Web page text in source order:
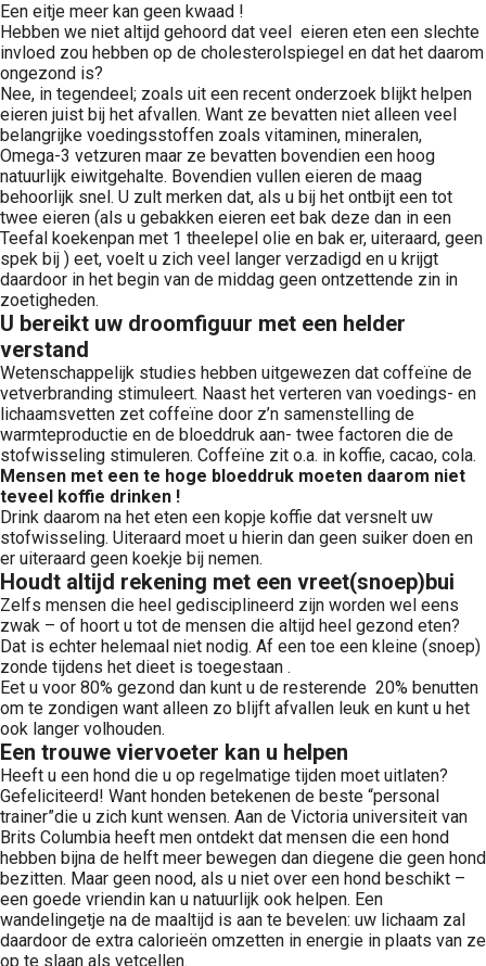
Een eitje meer kan geen kwaad !
Hebben we niet altijd gehoord dat veel eieren eten een slechte
invloed zou hebben op de cholesterolspiegel en dat het daarom
ongezond is?
Nee, in tegendeel; zoals uit een recent onderzoek blijkt helpen
eieren juist bij het afvallen. Want ze bevatten niet alleen veel
belangrijke voedingsstoffen zoals vitaminen, mineralen,
Omega-3 vetzuren maar ze bevatten bovendien een hoog
natuurlijk eiwitgehalte. Bovendien vullen eieren de maag
behoorlijk snel. U zult merken dat, als u bij het ontbijt een tot
twee eieren (als u gebakken eieren eet bak deze dan in een
Teefal koekenpan met 1 theelepel olie en bak er, uiteraard, geen
spek bij ) eet, voelt u zich veel langer verzadigd en u krijgt
daardoor in het begin van de middag geen ontzettende zin in
zoetigheden.
U bereikt uw droomfiguur met een helder
verstand
Wetenschappelijk studies hebben uitgewezen dat coffeïne de
vetverbranding stimuleert. Naast het verteren van voedings- en
lichaamsvetten zet coffeïne door z’n samenstelling de
warmteproductie en de bloeddruk aan- twee factoren die de
stofwisseling stimuleren. Coffeïne zit o.a. in koffie, cacao, cola.
Mensen met een te hoge bloeddruk moeten daarom niet
teveel koffie drinken !
Drink daarom na het eten een kopje koffie dat versnelt uw
stofwisseling. Uiteraard moet u hierin dan geen suiker doen en
er uiteraard geen koekje bij nemen.
Houdt altijd rekening met een vreet(snoep)bui
Zelfs mensen die heel gedisciplineerd zijn worden wel eens
zwak – of hoort u tot de mensen die altijd heel gezond eten?
Dat is echter helemaal niet nodig. Af een toe een kleine (snoep)
zonde tijdens het dieet is toegestaan .
Eet u voor 80% gezond dan kunt u de resterende 20% benutten
om te zondigen want alleen zo blijft afvallen leuk en kunt u het
ook langer volhouden.
Een trouwe viervoeter kan u helpen
Heeft u een hond die u op regelmatige tijden moet uitlaten?
Gefeliciteerd! Want honden betekenen de beste “personal
trainer”die u zich kunt wensen. Aan de Victoria universiteit van
Brits Columbia heeft men ontdekt dat mensen die een hond
hebben bijna de helft meer bewegen dan diegene die geen hond
bezitten. Maar geen nood, als u niet over een hond beschikt –
een goede vriendin kan u natuurlijk ook helpen. Een
wandelingetje na de maaltijd is aan te bevelen: uw lichaam zal
daardoor de extra calorieën omzetten in energie in plaats van ze
op te slaan als vetcellen.